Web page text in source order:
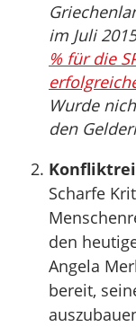
im Juli
% für die
Wurde
den
Scharfe
den
Angela
bereit,